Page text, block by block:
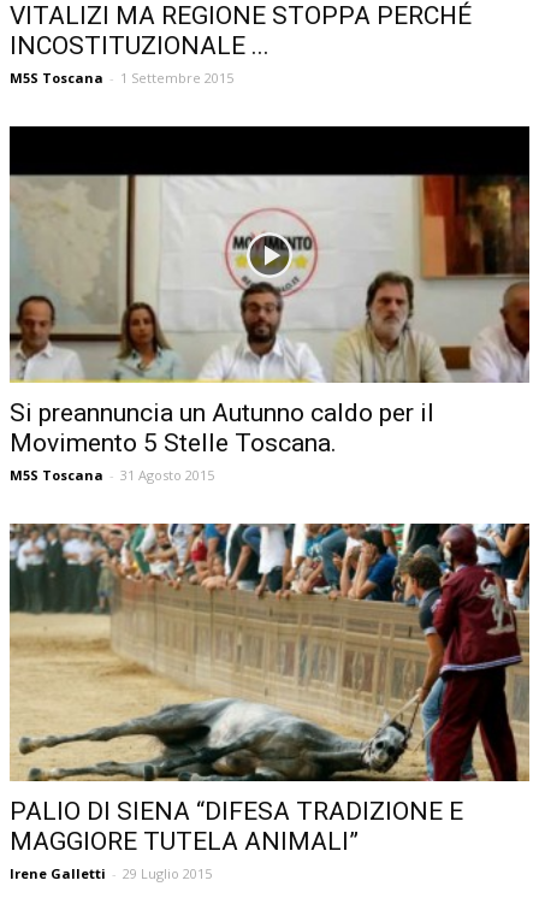
VITALIZI MA REGIONE STOPPA PERCHÉ
INCOSTITUZIONALE ...
M5S Toscana - 1 Settembre 2015
Si preannuncia un Autunno caldo per il
Movimento 5 Stelle Toscana.
M5S Toscana - 31 Agosto 2015
PALIO DI SIENA “DIFESA TRADIZIONE E
MAGGIORE TUTELA ANIMALI”
Irene Galletti - 29 Luglio 2015